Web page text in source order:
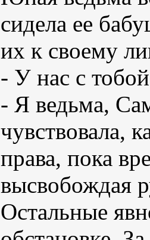
сидела ее
их к своему
- У нас с
- Я ведьма,
чувствовала,
права, пока
высвобождая
Остальные